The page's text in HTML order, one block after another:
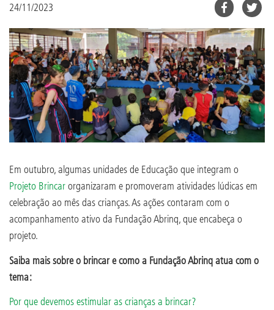
24/11/2023
Em outubro, algumas unidades de Educação que integram o
Projeto Brincarorganizaram e promoveram atividades lúdicas em
celebração ao mês das crianças. As ações contaram com o
acompanhamento ativo da Fundação Abrinq, que encabeça o
projeto.
Saiba mais sobre o brincar e como a Fundação Abrinq atua com o
tema:
Por que devemos estimular as crianças a brincar?